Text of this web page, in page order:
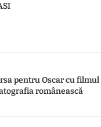
pentru Oscar cu filmul
românească